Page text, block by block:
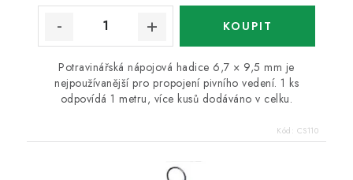
Potravinářská nápojová hadice 6,7 × 9,5 mm je
nejpoužívanější pro propojení pivního vedení. 1 ks
odpovídá 1 metru, více kusů dodáváno v celku.
Kód: CS110